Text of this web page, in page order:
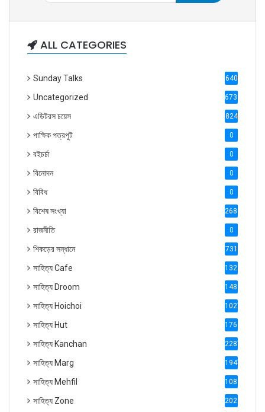
ALL CATEGORIES
Sunday Talks 640
Uncategorized 6738
এডিটরস চয়েস 824
পাক্ষিক পত্রপুট 0
বইচর্চা 0
বিনোদন 0
বিবিধ 0
বিশেষ সংখ্যা 2686
রাজনীতি 0
শিকড়ের সন্ধানে 731
সাহিত্য Cafe 1321
সাহিত্য Droom 1488
সাহিত্য Hoichoi 1027
সাহিত্য Hut 1769
সাহিত্য Kanchan 2287
সাহিত্য Marg 1947
সাহিত্য Mehfil 1088
সাহিত্য Zone 2028